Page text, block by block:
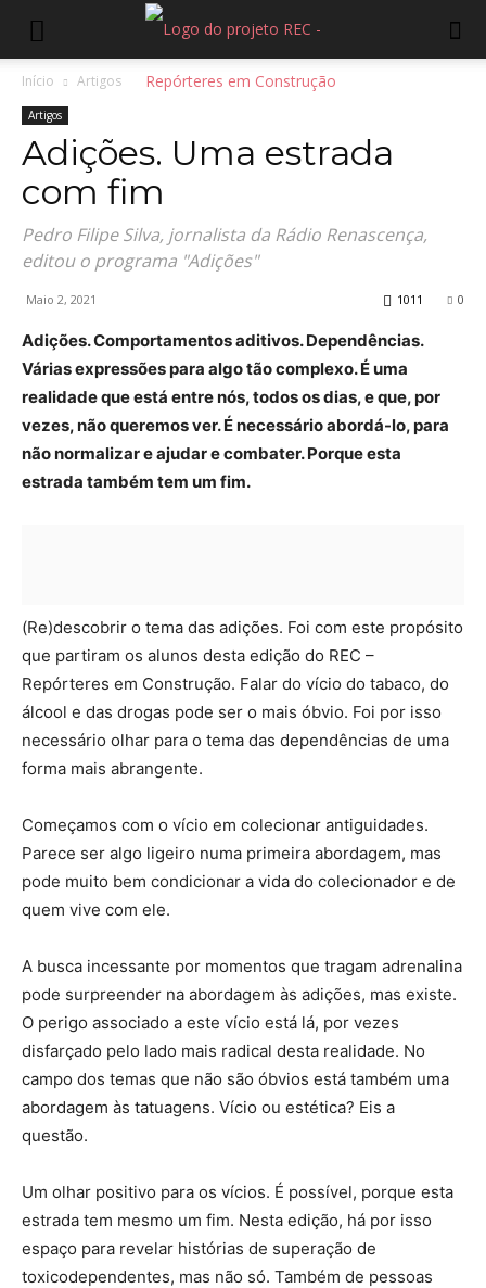
Início Artigos
Artigos
Adições. Uma estrada
com fim
Pedro Filipe Silva, jornalista da Rádio Renascença,
editou o programa "Adições"
Maio 2, 2021 0
1011
Adições. Comportamentos aditivos. Dependências.
Várias expressões para algo tão complexo. É uma
realidade que está entre nós, todos os dias, e que, por
vezes, não queremos ver. É necessário abordá-lo, para
não normalizar e ajudar e combater. Porque esta
estrada também tem um fim.
(Re)descobrir o tema das adições. Foi com este propósito
que partiram os alunos desta edição do REC –
Repórteres em Construção. Falar do vício do tabaco, do
álcool e das drogas pode ser o mais óbvio. Foi por isso
necessário olhar para o tema das dependências de uma
forma mais abrangente.
Começamos com o vício em colecionar antiguidades.
Parece ser algo ligeiro numa primeira abordagem, mas
pode muito bem condicionar a vida do colecionador e de
quem vive com ele.
A busca incessante por momentos que tragam adrenalina
pode surpreender na abordagem às adições, mas existe.
O perigo associado a este vício está lá, por vezes
disfarçado pelo lado mais radical desta realidade. No
campo dos temas que não são óbvios está também uma
abordagem às tatuagens. Vício ou estética? Eis a
questão.
Um olhar positivo para os vícios. É possível, porque esta
estrada tem mesmo um fim. Nesta edição, há por isso
espaço para revelar histórias de superação de
toxicodependentes, mas não só. Também de pessoas